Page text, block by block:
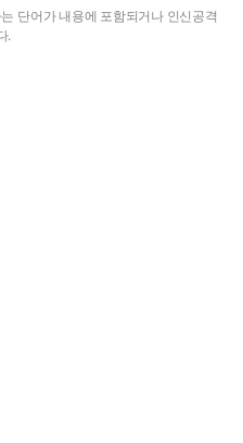
단어가 내용에 포함되거나 인신공격
.